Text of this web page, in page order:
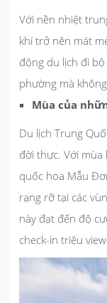
Với nền nhiệt
khí trở nên mát
động du lịch đi
phường mà
Mùa của
Du lịch Trung
đời thực. Với mùa
quốc hoa Mẫu
rạng rỡ tại các
này đạt đến độ
check-in triệu view.